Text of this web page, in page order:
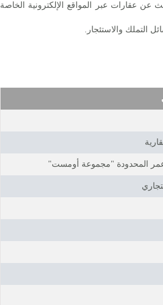
عن عقارات عبر المواقع الإلكترونية الخاصة
التملك والاستئجار.
المحدودة "مجموعة أومست"